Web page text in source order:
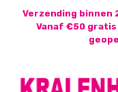
Verzending binnen
Vanaf €50 gratis